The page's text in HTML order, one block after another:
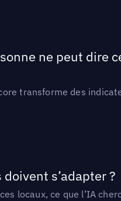
ne peut dire
transforme des
s’adapter ?
locaux, ce que l’IA